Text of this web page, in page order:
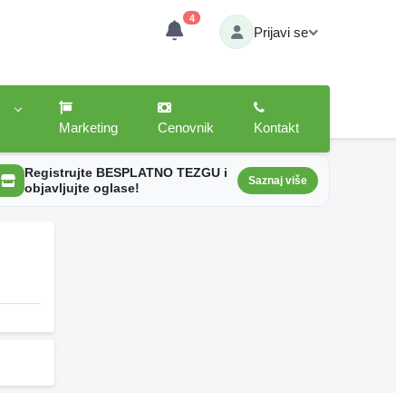
4
Prijavi se
Marketing
Cenovnik Kontakt
Registrujte BESPLATNO TEZGU i
objavljujte oglase!
Saznaj više